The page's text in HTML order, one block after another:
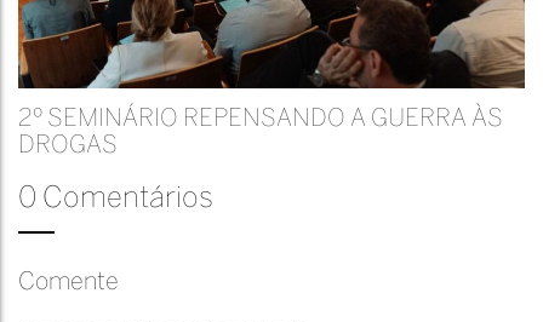
2º SEMINÁRIO REPENSANDO A GUERRA ÀS
DROGAS
0 Comentários
Comente